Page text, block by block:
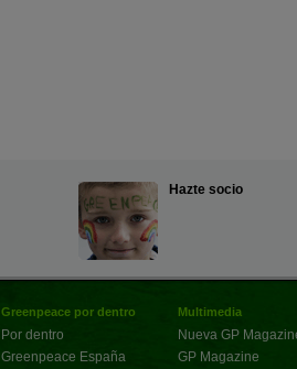
Hazte socio
Greenpeace por dentro
Por dentro
Greenpeace España
Multimedia
Nueva GP
GP Magazine